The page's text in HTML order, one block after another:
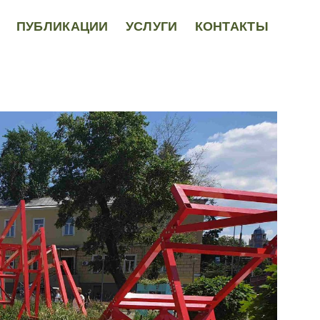
ПУБЛИКАЦИИ УСЛУГИ КОНТАКТЫ